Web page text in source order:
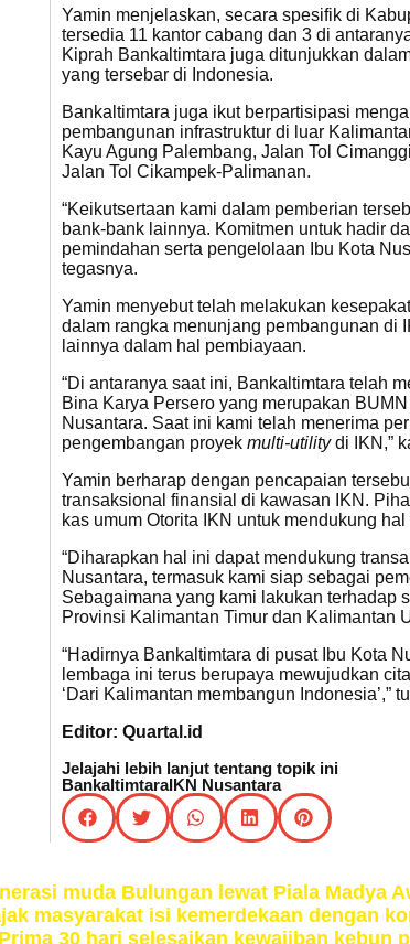
Yamin menjelaskan, secara spesifik di
tersedia 11 kantor cabang dan 3 di
Kiprah Bankaltimtara juga ditunjukkan
yang tersebar di Indonesia.
Bankaltimtara juga ikut berpartisipasi
pembangunan infrastruktur di luar
Kayu Agung Palembang, Jalan Tol
Jalan Tol Cikampek-Palimanan.
“Keikutsertaan kami dalam pemberian
bank-bank lainnya. Komitmen untuk hadir
pemindahan serta pengelolaan Ibu Kota
tegasnya.
Yamin menyebut telah melakukan
dalam rangka menunjang pembangunan di
lainnya dalam hal pembiayaan.
“Di antaranya saat ini, Bankaltimtara telah
Bina Karya Persero yang merupakan
Nusantara. Saat ini kami telah menerima
pengembangan proyek multi-utilitydi IKN,”
Yamin berharap dengan pencapaian
transaksional finansial di kawasan IKN.
kas umum Otorita IKN untuk mendukung hal
“Diharapkan hal ini dapat mendukung
Nusantara, termasuk kami siap sebagai
Sebagaimana yang kami lakukan terhadap
Provinsi Kalimantan Timur dan Kalimantan
“Hadirnya Bankaltimtara di pusat Ibu Kota
lembaga ini terus berupaya mewujudkan
‘Dari Kalimantan membangun Indonesia’,”
Editor: Quartal.id
Jelajahi lebih lanjut tentang topik ini
BankaltimtaraIKN Nusantara
muda Bulungan lewat Piala Madya
masyarakat isi kemerdekaan dengan
30 hari selesaikan kewajiban kebun